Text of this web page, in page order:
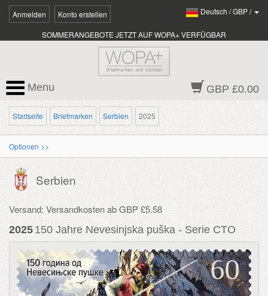
Anmelden Konto erstellen Deutsch /GBP/
SOMMERANGEBOTE JETZT AUF WOPA+ VERFÜGBAR
GBP £0.00
Menu
Startseite Briefmarken Serbien 2025
Optionen >>
Serbien
Versand: Versandkosten ab GBP £5.58
2025 150 Jahre Nevesinjska puška - Serie CTO